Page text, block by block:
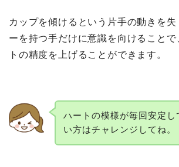
カップを傾けるという片手の動きを失
ーを持つ手だけに意識を向けることで
トの精度を上げることができます。
ハートの模様が毎回安定し
い方はチャレンジしてね。